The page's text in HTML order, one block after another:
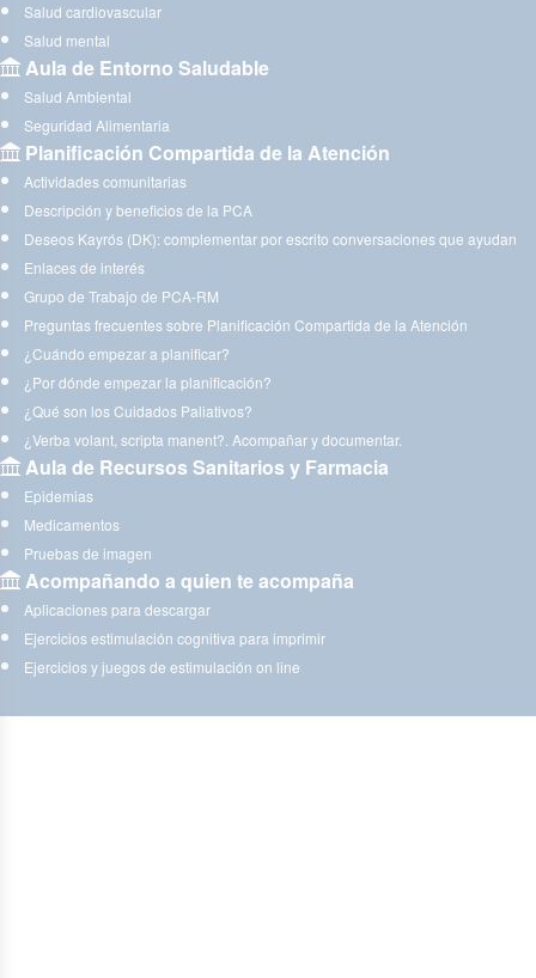
Salud cardiovascular
Salud mental
Aula de Entorno Saludable
Salud Ambiental
Seguridad Alimentaria
Planificación Compartida de la Atención
Actividades comunitarias
Descripción y beneficios de la PCA
Deseos Kayrós (DK): complementar por escrito conversaciones que ayudan
Enlaces de interés
Grupo de Trabajo de PCA-RM
Preguntas frecuentes sobre Planificación Compartida de la Atención
¿Cuándo empezar a planificar?
¿Por dónde empezar la planificación?
¿Qué son los Cuidados Paliativos?
¿Verba volant, scripta manent?. Acompañar y documentar.
Aula de Recursos Sanitarios y Farmacia
Epidemias
Medicamentos
Pruebas de imagen
Acompañando a quien te acompaña
Aplicaciones para descargar
Ejercicios estimulación cognitiva para imprimir
Ejercicios y juegos de estimulación on line